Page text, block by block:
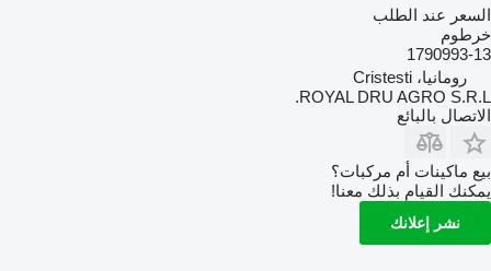
السعر عند الطلب
خرطوم
1790993-13
رومانيا، Cristesti
ROYAL DRU AGRO S.R.L.
الاتصال بالبائع
بيع ماكينات أم مركبات؟
يمكنك القيام بذلك معنا!
نشر إعلانك